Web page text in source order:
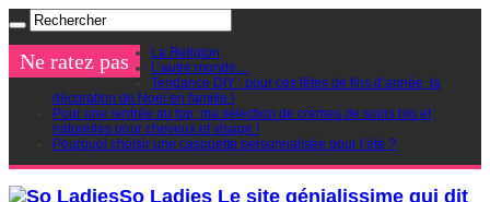
Ne ratez pas
La Religion
L’autre monde…
Tendance DIY : pour ces fêtes de fins d’année, la
décoration de Noel en famille !
Pour une rentrée au top, ma sélection de crèmes de soins bio et
naturelles pour cheveux et visage !
Pourquoi choisir une casquette personnalisée pour l’été ?
So Ladies Le site génialissime qui dit